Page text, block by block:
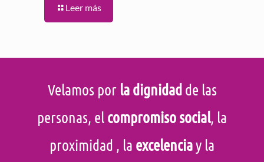
Leer más
Velamos por la dignidadde las
personas, el compromiso social, la
proximidad , la excelenciay la